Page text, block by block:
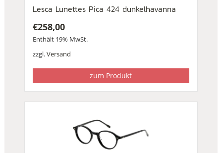
Lesca Lunettes Pica 424 dunkelhavanna
€258,00
Enthält 19% MwSt.
zzgl.Versand
zum Produkt